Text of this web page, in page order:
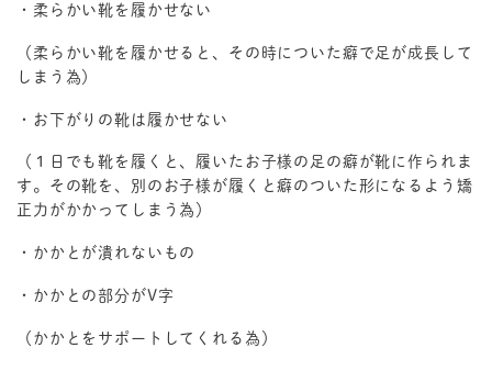
・柔らかい靴を履かせない
（柔らかい靴を履かせると、その時についた癖で足が成長して
しまう為）
・お下がりの靴は履かせない
（１日でも靴を履くと、履いたお子様の足の癖が靴に作られま
す。その靴を、別のお子様が履くと癖のついた形になるよう矯
正力がかかってしまう為）
・かかとが潰れないもの
・かかとの部分がV字
（かかとをサポートしてくれる為）